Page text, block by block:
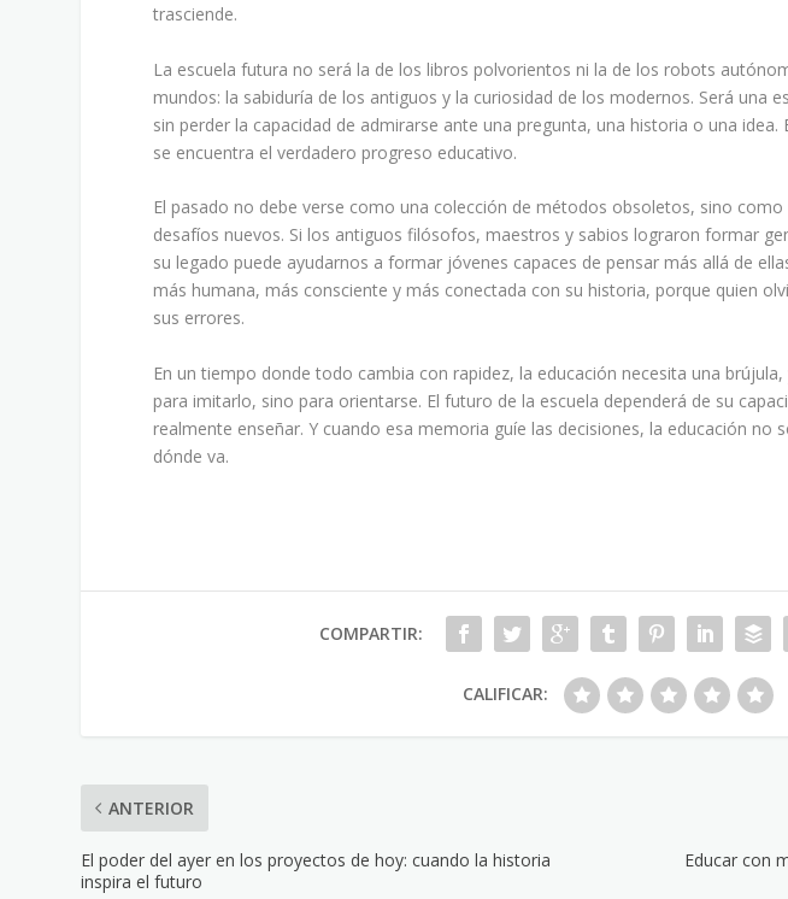
trasciende.
La escuela futura no será la de los libros polvorientos ni la de los robots
mundos: la sabiduría de los antiguos y la curiosidad de los modernos. Será una
sin perder la capacidad de admirarse ante una pregunta, una historia o una
se encuentra el verdadero progreso educativo.
El pasado no debe verse como una colección de métodos obsoletos, sino
desafíos nuevos. Si los antiguos filósofos, maestros y sabios lograron formar
su legado puede ayudarnos a formar jóvenes capaces de pensar más allá de
más humana, más consciente y más conectada con su historia, porque quien
sus errores.
En un tiempo donde todo cambia con rapidez, la educación necesita una
para imitarlo, sino para orientarse. El futuro de la escuela dependerá de su
realmente enseñar. Y cuando esa memoria guíe las decisiones, la educación no
dónde va.
COMPARTIR:
CALIFICAR:
ANTERIOR
El poder del ayer en los proyectos de hoy: cuando la historia
inspira el futuro
Educar con